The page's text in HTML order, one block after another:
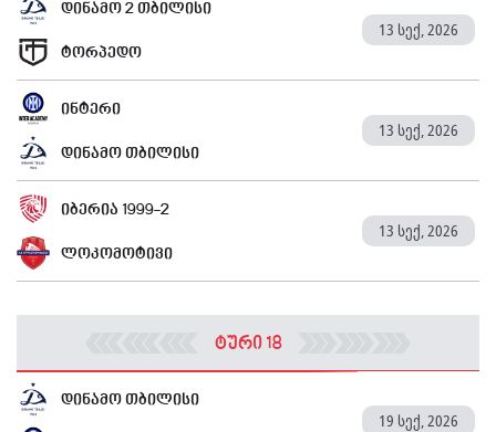
დინამო 2 თბილისი
13 სექ, 2026
ტორპედო
ინტერი
13 სექ, 2026
დინამო თბილისი
იბერია 1999-2
13 სექ, 2026
ლოკომოტივი
ტური 18
დინამო თბილისი
19 სექ, 2026